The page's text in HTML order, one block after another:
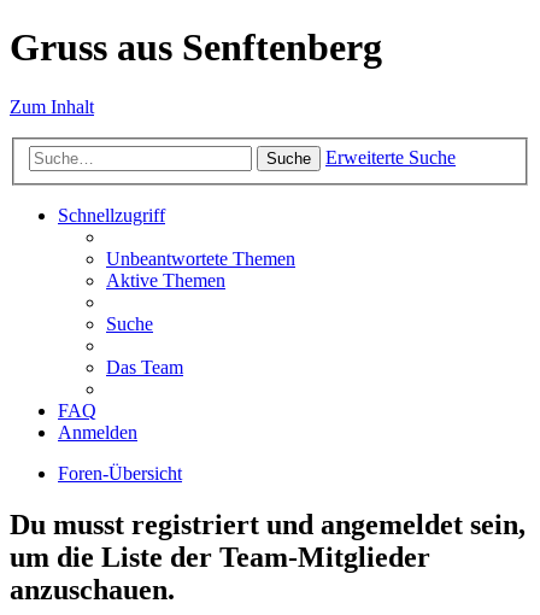
Gruss aus Senftenberg
Zum Inhalt
Suche Erweiterte Suche
Schnellzugriff
Unbeantwortete Themen
Aktive Themen
Suche
Das Team
FAQ
Anmelden
Foren-Übersicht
Du musst registriert und angemeldet sein,
um die Liste der Team-Mitglieder
anzuschauen.